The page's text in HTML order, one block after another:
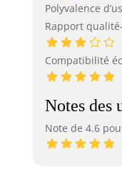
Polyvalence
Rapport
Compatibilité
Notes des
Note de 4.6